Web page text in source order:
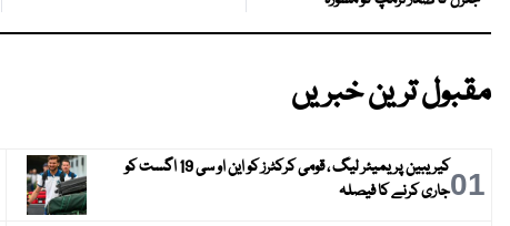
مقبول ترین خبریں
01
کیریبین پریمیئر لیگ ، قومی کرکٹرز کو این او سی 19 اگست کو
جاری کرنے کا فیصلہ